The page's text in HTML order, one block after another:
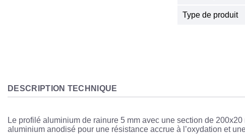
Type de produit
DESCRIPTION TECHNIQUE
Le profilé aluminium de rainure 5 mm avec une section de
aluminium anodisé pour une résistance accrue à l’oxydation et